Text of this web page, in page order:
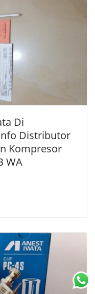
Di
Distributor
Kompresor
WA